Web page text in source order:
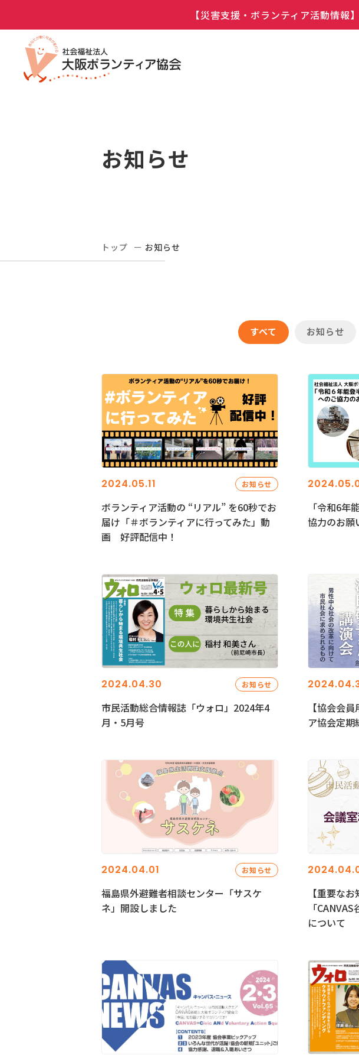
【災害支援・ボランティア活動情
お知らせ
トップ お知らせ
すべて お知らせ
2024.05.11 お知らせ
ボランティア活動の “リアル” を60秒でお
届け「＃ボランティアに行ってみた」動
画 好評配信中！
「令和6年
協力のお願
2024.04.30 お知らせ
市民活動総合情報誌「ウォロ」2024年4
月・5月号
【協会会
ア協会定
2024.04.01 お知らせ
福島県外避難者相談センター「サスケ
ネ」開設しました
【重要な
「
について